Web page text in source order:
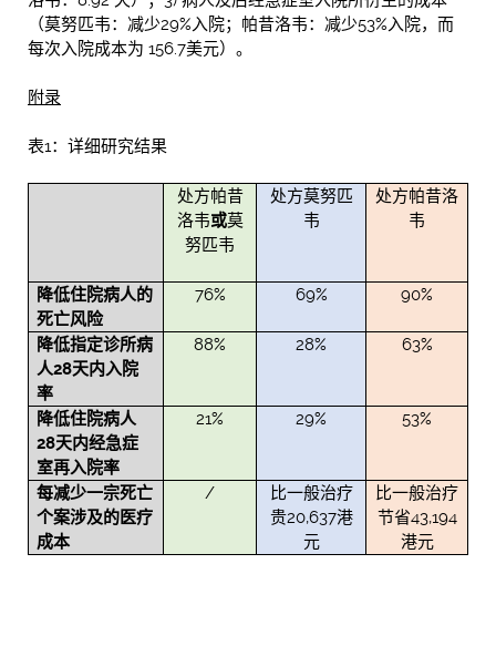
（莫努匹韦：减少29%入院；帕昔洛韦：减少53%入院，而
每次入院成本为 156.7美元）。
附录
表1：详细研究结果
处方帕昔
洛韦或莫
努匹韦
处方莫努匹
韦
处方帕昔洛
韦
降低住院病人的
死亡风险
76% 69% 90%
降低指定诊所病
人28天内入院
率
88% 28% 63%
降低住院病人
28天内经急症
室再入院率
21% 29% 53%
每减少一宗死亡
个案涉及的医疗
成本
/
比一般治疗
贵20,637港
元
比一般治疗
节省43,194
港元